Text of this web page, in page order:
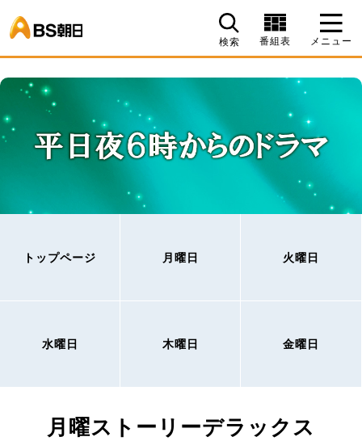
検索 番組表 メニュー
トップページ 月曜日 火曜日
水曜日 木曜日 金曜日
月曜ストーリーデラックス